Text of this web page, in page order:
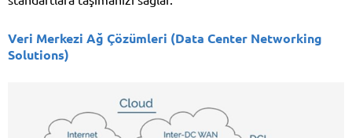
Veri Merkezi Ağ Çözümleri (Data Center Networking
Solutions)